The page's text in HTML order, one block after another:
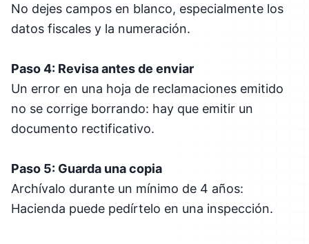
No dejes campos en blanco, especialmente los
datos fiscales y la numeración.
Paso 4: Revisa antes de enviar
Un error en una hoja de reclamaciones emitido
no se corrige borrando: hay que emitir un
documento rectificativo.
Paso 5: Guarda una copia
Archívalo durante un mínimo de 4 años:
Hacienda puede pedírtelo en una inspección.